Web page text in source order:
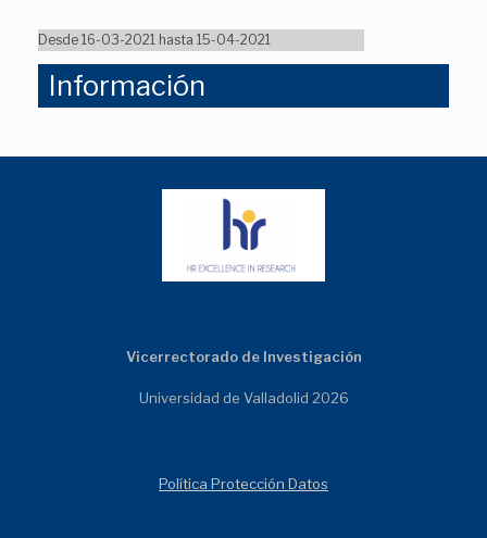
Desde 16-03-2021 hasta 15-04-2021
Información
Vicerrectorado de Investigación
Universidad de Valladolid 2026
Política Protección Datos